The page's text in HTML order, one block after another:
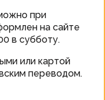
при
на сайте
в субботу.
или картой
переводом.